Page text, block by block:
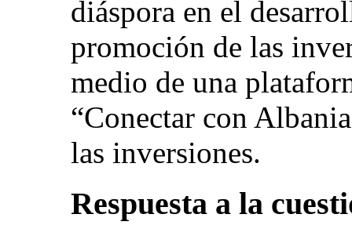
diáspora en el
promoción de las
medio de una
“Conectar con
las inversiones.
Respuesta a la